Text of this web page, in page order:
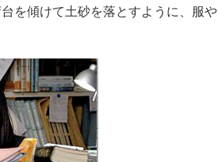
を傾けて土砂を落とすように、服や